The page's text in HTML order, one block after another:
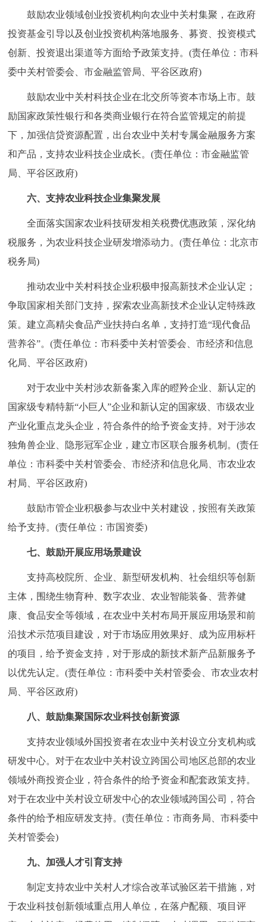
鼓励农业领域创业投资机构向农业中关村集聚，在政府
投资基金引导以及创业投资机构落地服务、募资、投资模式
创新、投资退出渠道等方面给予政策支持。(责任单位：市科
委中关村管委会、市金融监管局、平谷区政府)
鼓励农业中关村科技企业在北交所等资本市场上市。鼓
励国家政策性银行和各类商业银行在符合监管规定的前提
下，加强信贷资源配置，出台农业中关村专属金融服务方案
和产品，支持农业科技企业成长。(责任单位：市金融监管
局、平谷区政府)
六、支持农业科技企业集聚发展
全面落实国家农业科技研发相关税费优惠政策，深化纳
税服务，为农业科技企业研发增添动力。(责任单位：北京市
税务局)
推动农业中关村科技企业积极申报高新技术企业认定；
争取国家相关部门支持，探索农业高新技术企业认定特殊政
策。建立高精尖食品产业扶持白名单，支持打造“现代食品
营养谷”。(责任单位：市科委中关村管委会、市经济和信息
化局、平谷区政府)
对于农业中关村涉农新备案入库的瞪羚企业、新认定的
国家级专精特新“小巨人”企业和新认定的国家级、市级农业
产业化重点龙头企业，符合条件的给予资金支持。对于涉农
独角兽企业、隐形冠军企业，建立市区联合服务机制。(责任
单位：市科委中关村管委会、市经济和信息化局、市农业农
村局、平谷区政府)
鼓励市管企业积极参与农业中关村建设，按照有关政策
给予支持。(责任单位：市国资委)
七、鼓励开展应用场景建设
支持高校院所、企业、新型研发机构、社会组织等创新
主体，围绕生物育种、数字农业、农业智能装备、营养健
康、食品安全等领域，在农业中关村布局开展应用场景和前
沿技术示范项目建设，对于市场应用效果好、成为应用标杆
的项目，给予资金支持，对于形成的新技术新产品新服务予
以优先认定。(责任单位：市科委中关村管委会、市农业农村
局、平谷区政府)
八、鼓励集聚国际农业科技创新资源
支持农业领域外国投资者在农业中关村设立分支机构或
研发中心。对于在农业中关村设立跨国公司地区总部的农业
领域外商投资企业，符合条件的给予资金和配套政策支持。
对于在农业中关村设立研发中心的农业领域跨国公司，符合
条件的给予相应研发支持。(责任单位：市商务局、市科委中
关村管委会)
九、加强人才引育支持
制定支持农业中关村人才综合改革试验区若干措施，对
于农业科技创新领域重点用人单位，在落户配额、项目评